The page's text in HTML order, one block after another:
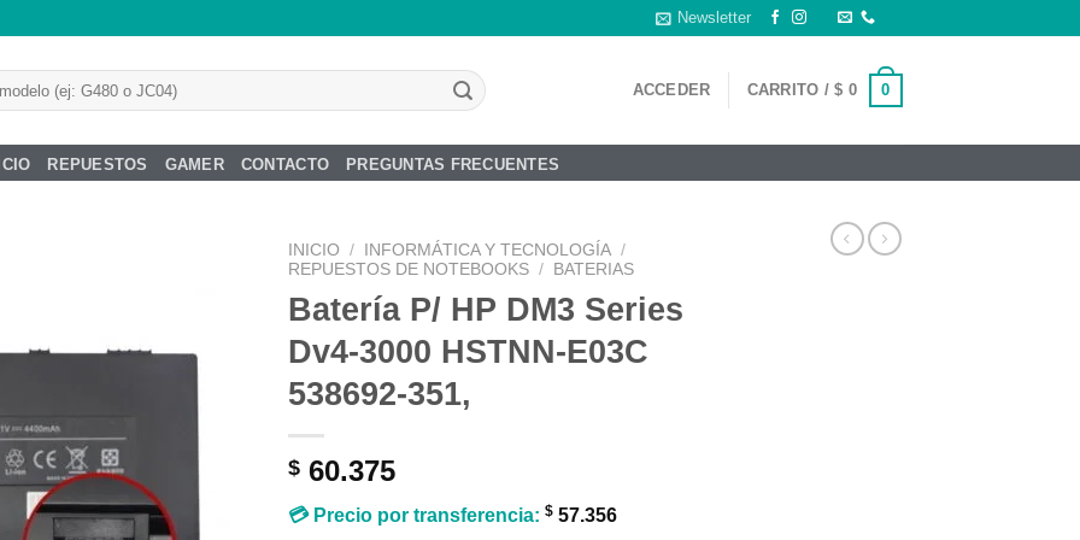
Newsletter
ACCEDER CARRITO /$ 0 0
REPUESTOS GAMER CONTACTO PREGUNTAS FRECUENTES
Añadir
INICIO / INFORMÁTICA Y TECNOLOGÍA /
REPUESTOS DE NOTEBOOKS / BATERIAS
Batería P/ HP DM3 Series
Dv4-3000 HSTNN-E03C
538692-351,
$ 60.375
💳 Precio por transferencia: $ 57.356